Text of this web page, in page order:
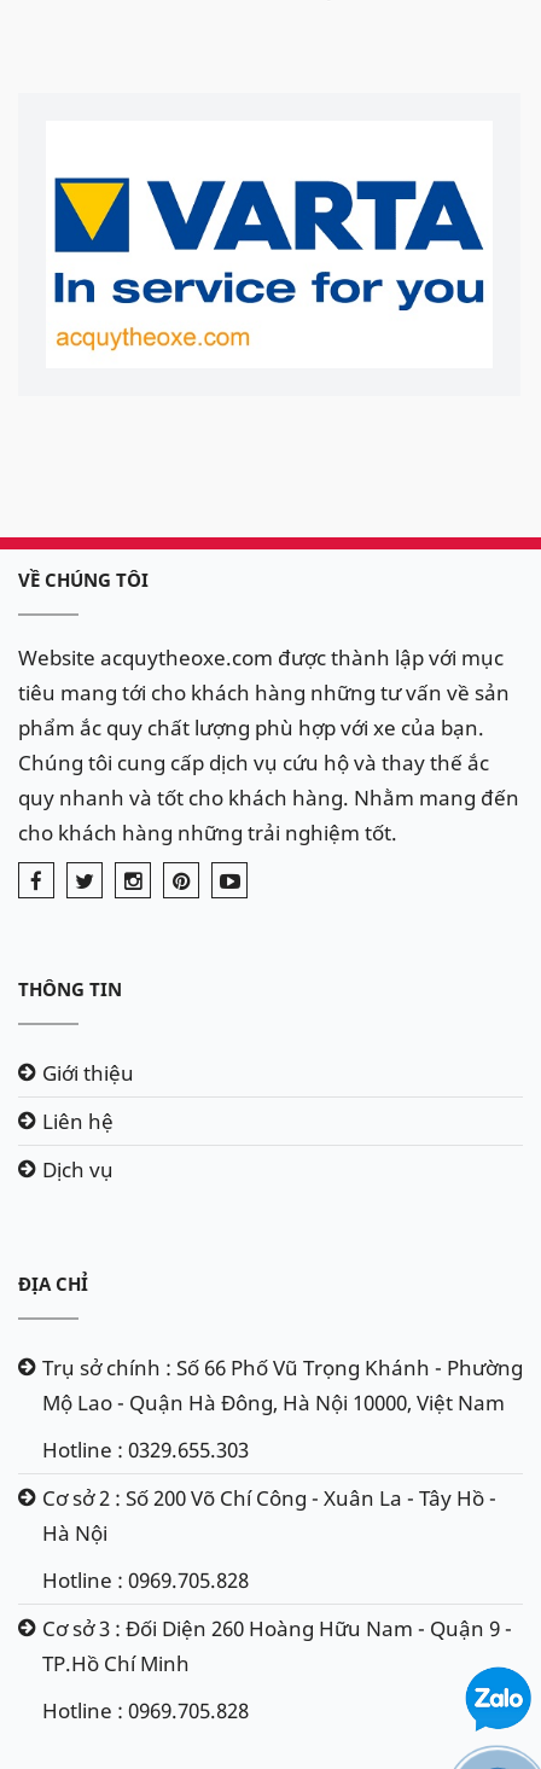
VỀ CHÚNG TÔI
Website acquytheoxe.com được thành lập với mục
tiêu mang tới cho khách hàng những tư vấn về sản
phẩm ắc quy chất lượng phù hợp với xe của bạn.
Chúng tôi cung cấp dịch vụ cứu hộ và thay thế ắc
quy nhanh và tốt cho khách hàng. Nhằm mang đến
cho khách hàng những trải nghiệm tốt.
THÔNG TIN
Giới thiệu
Liên hệ
Dịch vụ
ĐỊA CHỈ
Trụ sở chính : Số 66 Phố Vũ Trọng Khánh - Phường
Mộ Lao - Quận Hà Đông, Hà Nội 10000, Việt Nam
Hotline : 0329.655.303
Cơ sở 2 : Số 200 Võ Chí Công - Xuân La - Tây Hồ -
Hà Nội
Hotline : 0969.705.828
Cơ sở 3 : Đối Diện 260 Hoàng Hữu Nam - Quận 9 -
TP.Hồ Chí Minh
Hotline : 0969.705.828